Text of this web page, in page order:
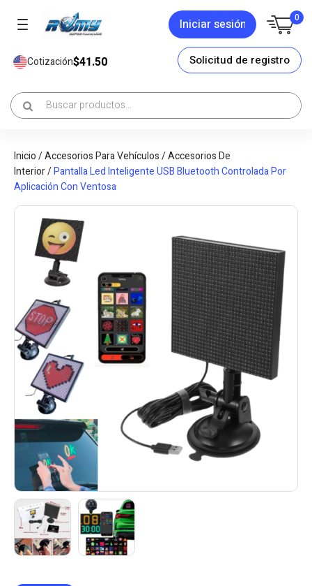
Iniciar sesión 0
Cotización$41.50 Solicitud de registro
Inicio/Accesorios Para Vehículos/Accesorios De
Interior/Pantalla Led Inteligente USB Bluetooth Controlada Por
Aplicación Con Ventosa